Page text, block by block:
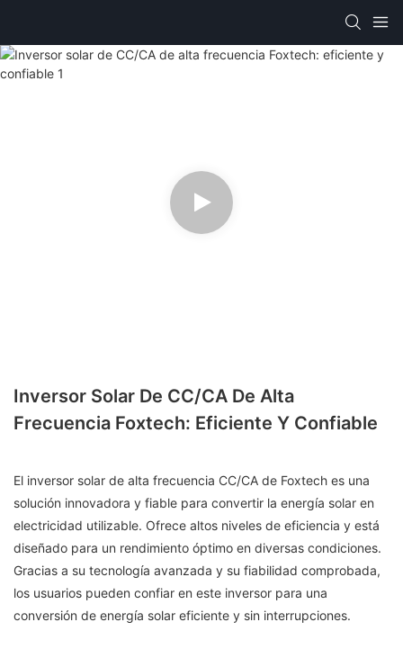
Inversor Solar De CC/CA De Alta
Frecuencia Foxtech: Eficiente Y Confiable
El inversor solar de alta frecuencia CC/CA de Foxtech es una
solución innovadora y fiable para convertir la energía solar en
electricidad utilizable. Ofrece altos niveles de eficiencia y está
diseñado para un rendimiento óptimo en diversas condiciones.
Gracias a su tecnología avanzada y su fiabilidad comprobada,
los usuarios pueden confiar en este inversor para una
conversión de energía solar eficiente y sin interrupciones.